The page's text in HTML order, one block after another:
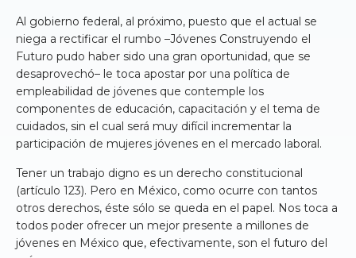
Al gobierno federal, al próximo, puesto que el actual se
niega a rectificar el rumbo –Jóvenes Construyendo el
Futuro pudo haber sido una gran oportunidad, que se
desaprovechó– le toca apostar por una política de
empleabilidad de jóvenes que contemple los
componentes de educación, capacitación y el tema de
cuidados, sin el cual será muy difícil incrementar la
participación de mujeres jóvenes en el mercado laboral.
Tener un trabajo digno es un derecho constitucional
(artículo 123). Pero en México, como ocurre con tantos
otros derechos, éste sólo se queda en el papel. Nos toca a
todos poder ofrecer un mejor presente a millones de
jóvenes en México que, efectivamente, son el futuro del